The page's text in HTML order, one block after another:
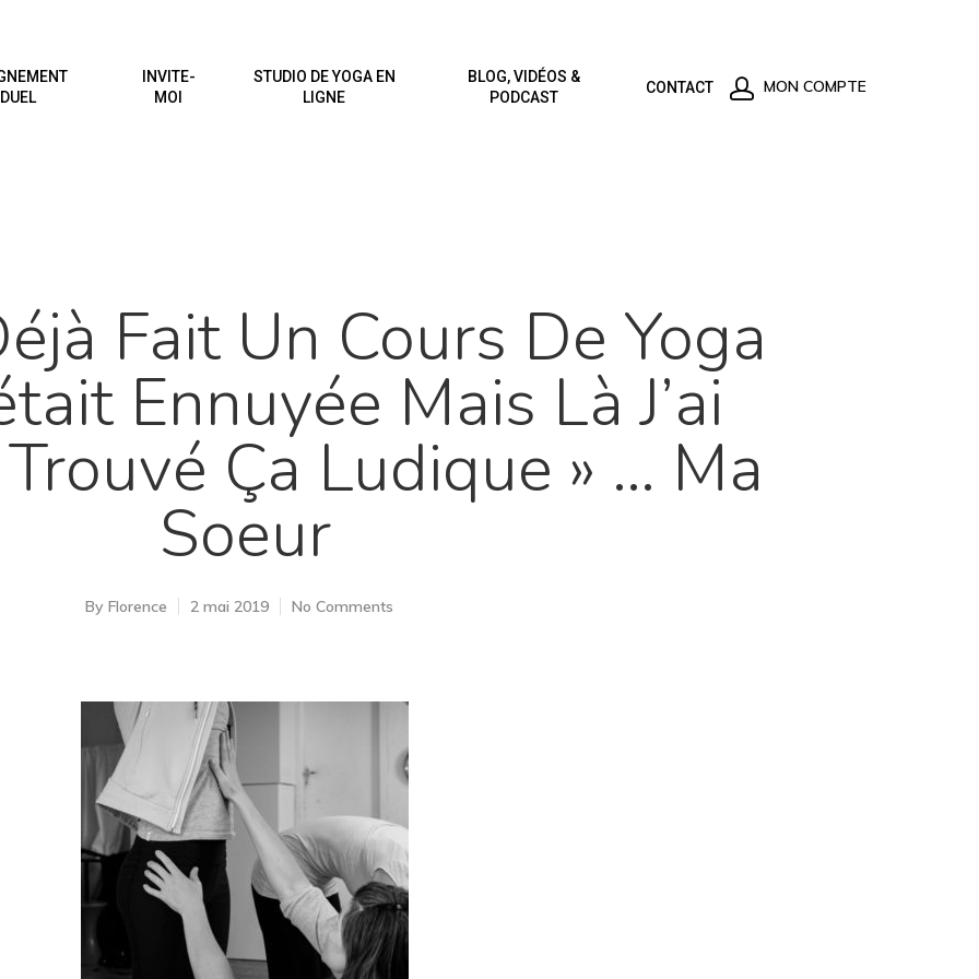
INVITE-
MOI
STUDIO DE YOGA EN
LIGNE
BLOG, VIDÉOS &
PODCAST
CONTACT MON COMPTE
Fait Un Cours De Yoga
Ennuyée Mais Là J’ai
Ça Ludique » … Ma
Soeur
By Florence 2 mai 2019 No Comments